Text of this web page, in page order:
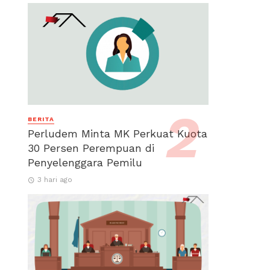
BERITA
Perludem Minta MK Perkuat Kuota
30 Persen Perempuan di
Penyelenggara Pemilu
3 hari ago